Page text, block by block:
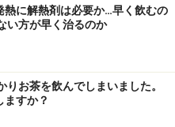
疫異常による疾患を治療
除できる抗体を用いる方
原因が不明な場合には、
使うことができません。
免疫グロブリン製剤」で
熱に解熱剤は必要か…早く飲むの
い方が早く治るのか
りお茶を飲んでしまいました。
ますか？